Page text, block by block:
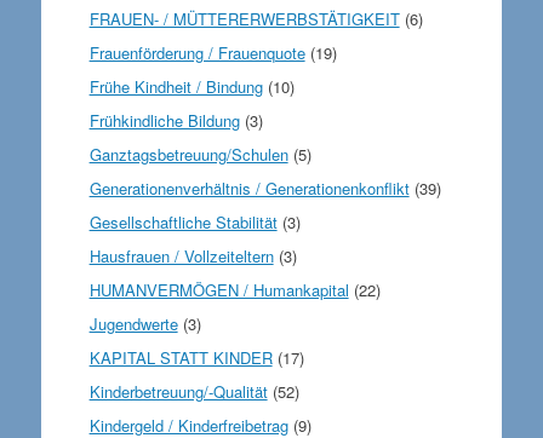
FRAUEN- / MÜTTERERWERBSTÄTIGKEIT(6)
Frauenförderung / Frauenquote(19)
Frühe Kindheit / Bindung(10)
Frühkindliche Bildung(3)
Ganztagsbetreuung/Schulen(5)
Generationenverhältnis / Generationenkonflikt(39)
Gesellschaftliche Stabilität(3)
Hausfrauen / Vollzeiteltern(3)
HUMANVERMÖGEN / Humankapital (22)
Jugendwerte(3)
KAPITAL STATT KINDER(17)
Kinderbetreuung/-Qualität(52)
Kindergeld / Kinderfreibetrag(9)